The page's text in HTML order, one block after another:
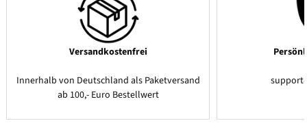
Versandkostenfrei
Innerhalb von Deutschland als Paketversand
ab 100,- Euro Bestellwert